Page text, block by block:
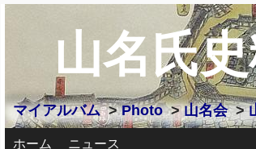
山名氏
マイアルバム>Photo>山名会>
ホーム ニュース